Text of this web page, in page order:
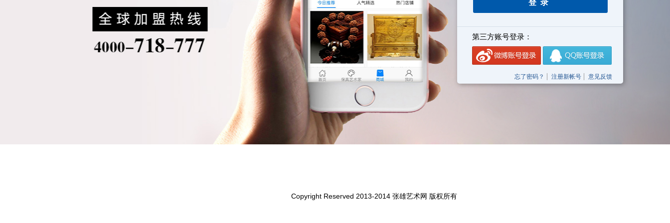
第三方账号登录：
忘了密码？ 注册新帐号 意见反馈
Copyright Reserved 2013-2014 张雄艺术网 版权所有